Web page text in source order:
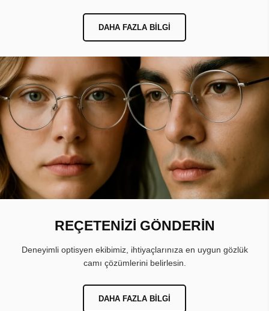
DAHA FAZLA BILGI
REÇETENİZİ GÖNDERİN
Deneyimli optisyen ekibimiz, ihtiyaçlarınıza en uygun gözlük
camı çözümlerini belirlesin.
DAHA FAZLA BILGI